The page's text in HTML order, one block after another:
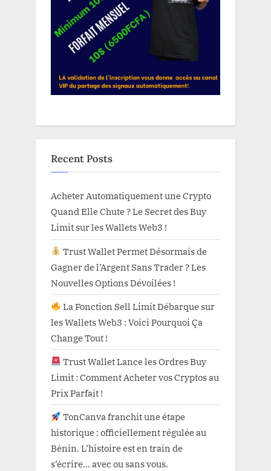
Recent Posts
Acheter Automatiquement une Crypto
Quand Elle Chute ? Le Secret des Buy
Limit sur les Wallets Web3 !
Trust Wallet Permet Désormais de
Gagner de l’Argent Sans Trader ? Les
Nouvelles Options Dévoilées !
La Fonction Sell Limit Débarque sur
les Wallets Web3 : Voici Pourquoi Ça
Change Tout !
Trust Wallet Lance les Ordres Buy
Limit : Comment Acheter vos Cryptos au
Prix Parfait !
TonCanva franchit une étape
historique : officiellement régulée au
Bénin. L’histoire est en train de
s’écrire… avec ou sans vous.